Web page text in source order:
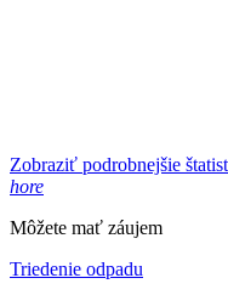
Zobraziť podrobnejšie
hore
Môžete mať záujem
Triedenie odpadu